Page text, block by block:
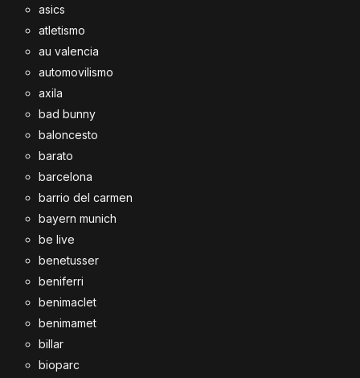
asics
atletismo
au valencia
automovilismo
axila
bad bunny
baloncesto
barato
barcelona
barrio del carmen
bayern munich
be live
benetusser
beniferri
benimaclet
benimamet
billar
bioparc